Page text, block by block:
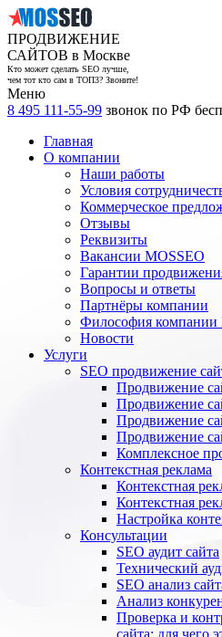
ПРОДВИЖЕНИЕ
САЙТОВ в Москве
Кто может сделать SEO лучше,
чем тот кто сам в ТОП3? Звоните!
Меню
8 495 111-55-99 звонок по РФ
Главная
О компании
Наши работы
Условия
Коммерческое
Отзывы
Реквизиты
Вакансии MOSSEO
Гарантии
Вопросы и ответы
Партнёры компании
Философия компании
Новости
Услуги
SEO продвижение
Продвижение
Продвижение
Продвижение
Продвижение
Комплексное
Контекстная реклама
Контекстная
Контекстная
Настройка
Консультации
SEO аудит сайта
Технический
SEO анализ
Анализ
Проверка и
сайта: для чего